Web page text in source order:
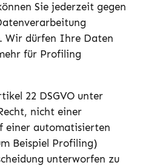
Sie jederzeit gegen
Wir dürfen Ihre Daten
für Profiling
22 DSGVO unter
nicht einer
einer automatisierten
Beispiel Profiling)
unterworfen zu